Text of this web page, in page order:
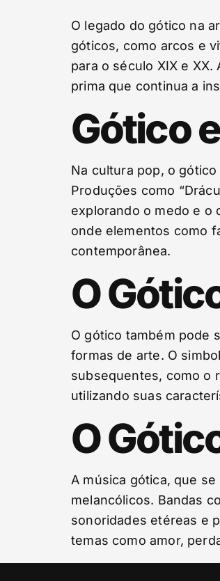
O legado do gótico na
góticos, como arcos e
para o século XIX e
prima que continua a
Gótico
Na cultura pop, o
Produções como
explorando o medo e o
onde elementos como
contemporânea.
O
O gótico também pode
formas de arte. O
subsequentes, como o
utilizando suas
O
A música gótica, que
melancólicos. Bandas
sonoridades etéreas e
temas como amor,